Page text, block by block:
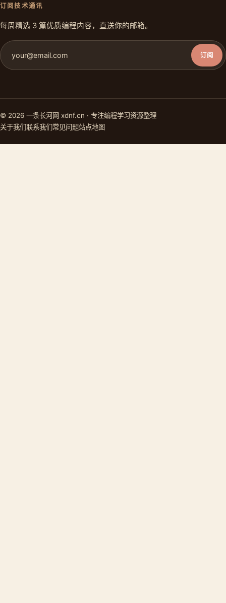
订阅技术通讯
每周精选 3 篇优质编程内容，直送你的邮箱。
订阅
© 2026 一条长河网 xdnf.cn · 专注编程学习资源整理
关于我们联系我们常见问题站点地图